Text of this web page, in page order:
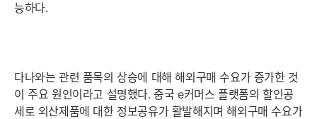
능하다.
다나와는 관련 품목의 상승에 대해 해외구매 수요가 증가한 것
이 주요 원인이라고 설명했다. 중국 e커머스 플랫폼의 할인공
세로 외산제품에 대한 정보공유가 활발해지며 해외구매 수요가